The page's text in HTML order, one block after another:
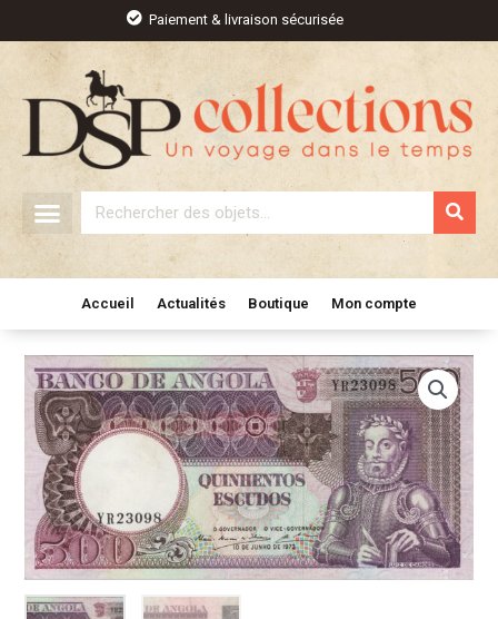
contenu
Paiement & livraison sécurisée
Rechercher
Accueil Actualités Boutique Mon compte